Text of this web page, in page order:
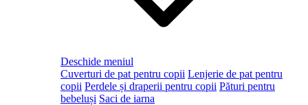
Deschide meniul
Cuverturi de pat pentru copii Lenjerie de pat pentru
copii Perdele și draperii pentru copii Pături pentru
bebeluși Saci de iarna